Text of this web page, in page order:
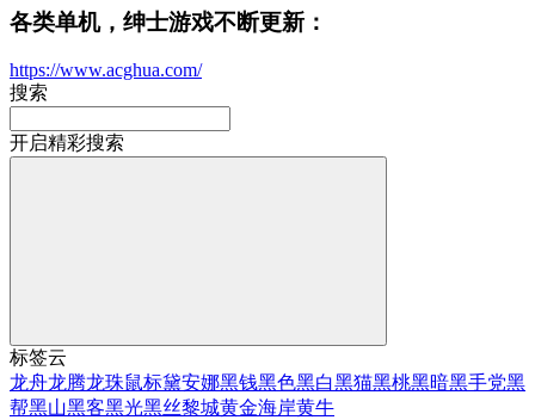
各类单机，绅士游戏不断更新：
https://www.acghua.com/
搜索
开启精彩搜索
标签云
龙舟龙腾龙珠鼠标黛安娜黑钱黑色黑白黑猫黑桃黑暗黑手党黑
帮黑山黑客黑光黑丝黎城黄金海岸黄牛